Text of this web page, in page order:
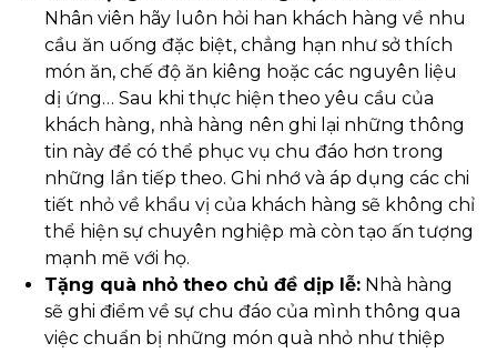
Nhân viên hãy luôn hỏi han khách hàng về nhu
cầu ăn uống đặc biệt, chẳng hạn như sở thích
món ăn, chế độ ăn kiêng hoặc các nguyên liệu
dị ứng… Sau khi thực hiện theo yêu cầu của
khách hàng, nhà hàng nên ghi lại những thông
tin này để có thể phục vụ chu đáo hơn trong
những lần tiếp theo. Ghi nhớ và áp dụng các chi
tiết nhỏ về khẩu vị của khách hàng sẽ không chỉ
thể hiện sự chuyên nghiệp mà còn tạo ấn tượng
mạnh mẽ với họ.
Tặng quà nhỏ theo chủ đề dịp lễ: Nhà hàng
sẽ ghi điểm về sự chu đáo của mình thông qua
việc chuẩn bị những món quà nhỏ như thiệp